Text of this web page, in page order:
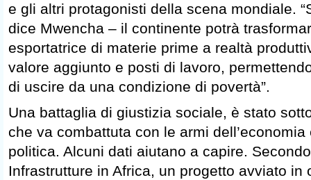
e gli altri protagonisti della scena mondiale.
dice Mwencha – il continente potrà
esportatrice di materie prime a realtà
valore aggiunto e posti di lavoro,
di uscire da una condizione di povertà”.
Una battaglia di giustizia sociale, è stato
che va combattuta con le armi
politica. Alcuni dati aiutano a capire.
Infrastrutture in Africa, un progetto avviato in